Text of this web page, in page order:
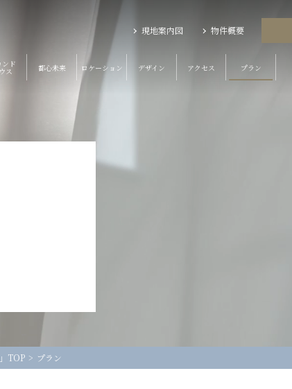
現地案内図 物件概要
ンド
ス 都心未来 ロケーション デザイン アクセス プラン
TOP プラン